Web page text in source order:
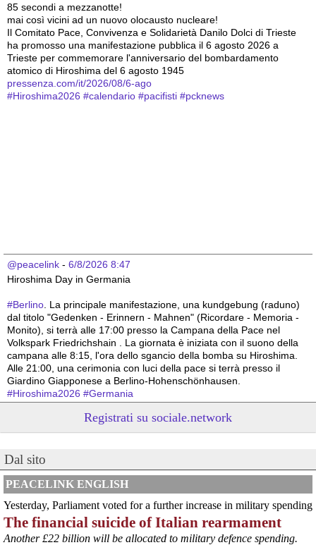
85 secondi a mezzanotte!
mai così vicini ad un nuovo olocausto nucleare!
Il Comitato Pace, Convivenza e Solidarietà Danilo Dolci di Trieste
ha promosso una manifestazione pubblica il 6 agosto 2026 a
Trieste per commemorare l'anniversario del bombardamento
atomico di Hiroshima del 6 agosto 1945
pressenza.com/it/2026/08/6-ago
#Hiroshima2026 #calendario #pacifisti #pcknews
@peacelink - 6/8/2026 8:47
Hiroshima Day in Germania
#Berlino . La principale manifestazione, una kundgebung (raduno)
dal titolo "Gedenken - Erinnern - Mahnen" (Ricordare - Memoria -
Monito), si terrà alle 17:00 presso la Campana della Pace nel
Volkspark Friedrichshain . La giornata è iniziata con il suono della
campana alle 8:15, l'ora dello sgancio della bomba su Hiroshima.
Alle 21:00, una cerimonia con luci della pace si terrà presso il
Giardino Giapponese a Berlino-Hohenschönhausen.
#Hiroshima2026 #Germania
6/8/2026 8:44
Hiroshima Day in Germania
articolato. La commemorazione ufficiale è iniziata alle 8:00 con una
cerimonia presso la Aegidienkirche , seguita da una meditazione
sonora e da una funzione multireligiosa per la pace nel pomeriggio.
In serata, la città ospiterà proiezioni di documentari al Neues
Rathaus e, alle 22:00, un suggestivo momento di ricordo con il
lancio di lanterne di carta sullo stagno Maschteich.
#
Hiroshima2026 Germania
Registrati su sociale.network
Dal sito
PEACELINK ENGLISH
Yesterday, Parliament voted for a further increase in military spending
The financial suicide of Italian rearmament
Another £22 billion will be allocated to military defence spending.